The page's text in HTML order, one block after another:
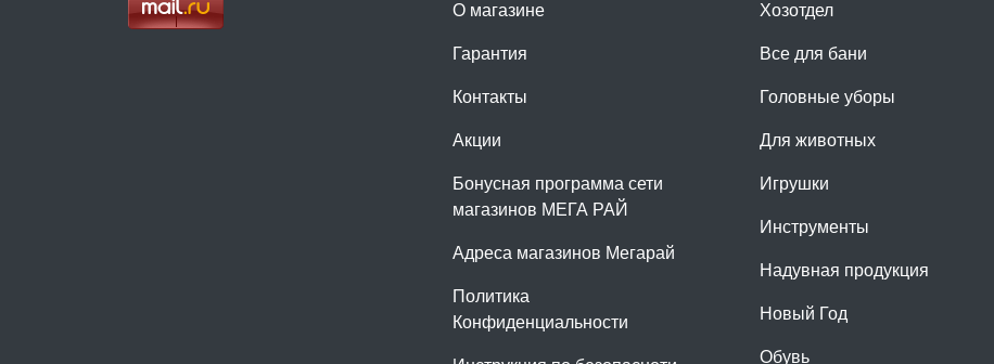
О магазине
Гарантия
Контакты
Акции
Бонусная программа сети
магазинов МЕГА РАЙ
Адреса магазинов Мегарай
Политика
Конфиденциальности
Хозотдел
Все для бани
Головные уборы
Для животных
Игрушки
Инструменты
Надувная продукция
Новый Год
Обувь